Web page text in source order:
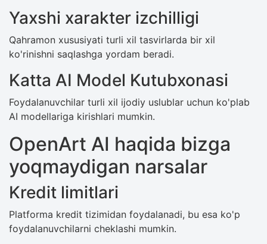
Yaxshi xarakter izchilligi
Qahramon xususiyati turli xil tasvirlarda bir xil
ko'rinishni saqlashga yordam beradi.
Katta AI Model Kutubxonasi
Foydalanuvchilar turli xil ijodiy uslublar uchun ko'plab
AI modellariga kirishlari mumkin.
OpenArt AI haqida bizga
yoqmaydigan narsalar
Kredit limitlari
Platforma kredit tizimidan foydalanadi, bu esa ko'p
foydalanuvchilarni cheklashi mumkin.